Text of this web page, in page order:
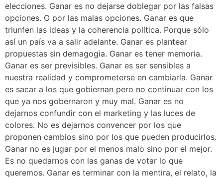
elecciones. Ganar es no dejarse doblegar por las falsas
opciones. O por las malas opciones. Ganar es que
triunfen las ideas y la coherencia política. Porque sólo
así un país va a salir adelante. Ganar es plantear
propuestas sin demagogia. Ganar es tener memoria.
Ganar es ser previsibles. Ganar es ser sensibles a
nuestra realidad y comprometerse en cambiarla. Ganar
es sacar a los que gobiernan pero no continuar con los
que ya nos gobernaron y muy mal. Ganar es no
dejarnos confundir con el marketing y las luces de
colores. No es dejarnos convencer por los que
proponen cambios sino por los que pueden producirlos.
Ganar no es jugar por el menos malo sino por el mejor.
Es no quedarnos con las ganas de votar lo que
queremos. Ganar es terminar con la mentira, el relato, la